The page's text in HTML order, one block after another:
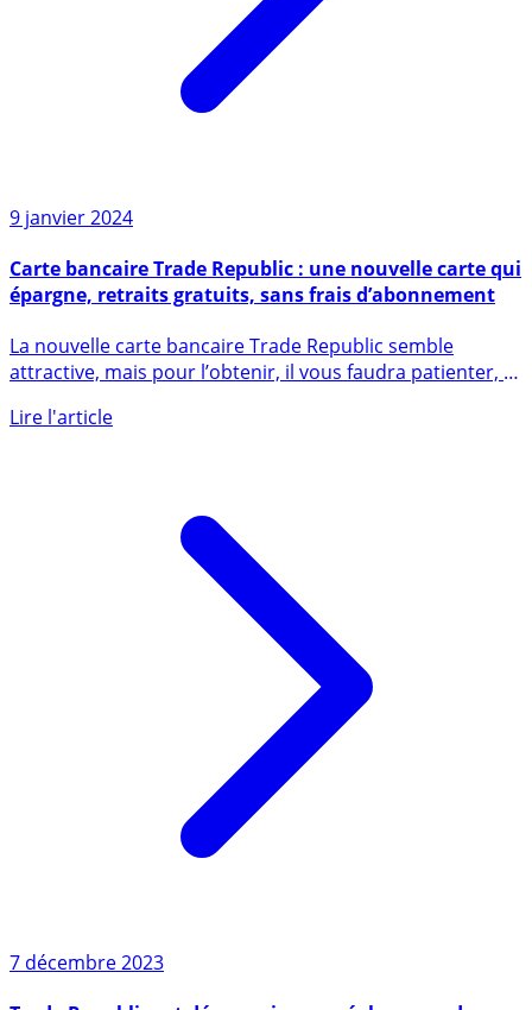
9 janvier 2024
épargne, retraits gratuits, sans frais d’abonnement
attractive, mais pour l’obtenir, il vous faudra patienter, et